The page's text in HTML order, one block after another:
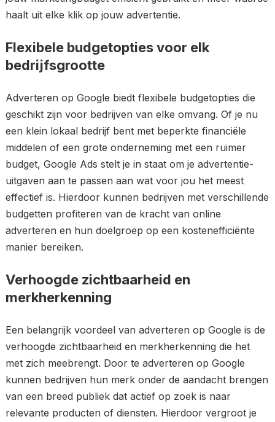
haalt uit elke klik op jouw advertentie.
Flexibele budgetopties voor elk
bedrijfsgrootte
Adverteren op Google biedt flexibele budgetopties die
geschikt zijn voor bedrijven van elke omvang. Of je nu
een klein lokaal bedrijf bent met beperkte financiële
middelen of een grote onderneming met een ruimer
budget, Google Ads stelt je in staat om je advertentie-
uitgaven aan te passen aan wat voor jou het meest
effectief is. Hierdoor kunnen bedrijven met verschillende
budgetten profiteren van de kracht van online
adverteren en hun doelgroep op een kostenefficiënte
manier bereiken.
Verhoogde zichtbaarheid en
merkherkenning
Een belangrijk voordeel van adverteren op Google is de
verhoogde zichtbaarheid en merkherkenning die het
met zich meebrengt. Door te adverteren op Google
kunnen bedrijven hun merk onder de aandacht brengen
van een breed publiek dat actief op zoek is naar
relevante producten of diensten. Hierdoor vergroot je